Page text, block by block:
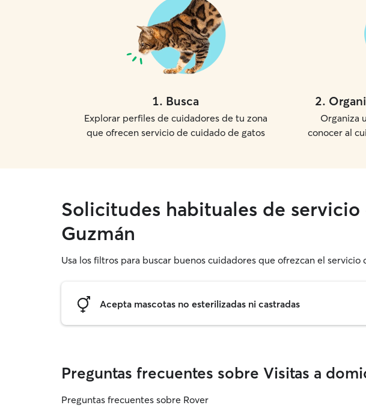
1. Busca
Explorar perfiles de cuidadores de tu zona
que ofrecen servicio de cuidado de gatos
2.
Organiza
conocer al
Solicitudes habituales de
Guzmán
Usa los filtros para buscar buenos cuidadores que ofrezcan el
Acepta mascotas no esterilizadas ni castradas
Preguntas frecuentes sobre Visitas a
Preguntas frecuentes sobre Rover